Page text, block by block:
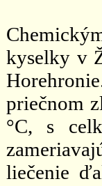
kyselky v
priečnom
°C, s
liečenie